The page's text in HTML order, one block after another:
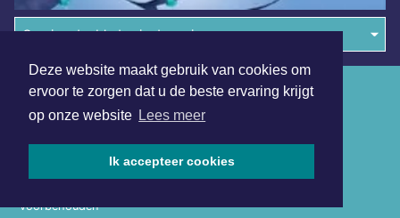
Deze website maakt gebruik van cookies om
ervoor te zorgen dat u de beste ervaring krijgt
op onze website Lees meer
Ik accepteer cookies
Overige dagbladen in de regio
voorbehouden
Algemene voorwaarden
Disclaimer